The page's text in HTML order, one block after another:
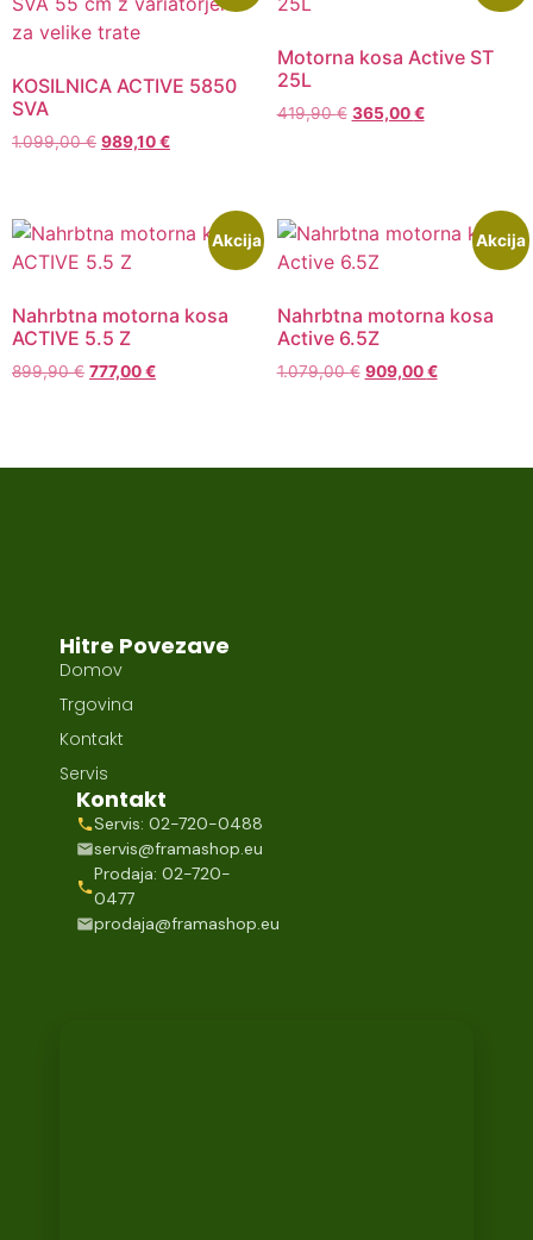
KOSILNICA ACTIVE 5850
SVA
1.099,00€ 989,10€
Motorna kosa Active ST
25L
419,90€ 365,00€
Akcija
Nahrbtna motorna kosa
ACTIVE 5.5 Z
899,90€ 777,00€
Akcija
Nahrbtna motorna kosa
Active 6.5Z
1.079,00€ 909,00€
Hitre Povezave
Domov
Trgovina
Kontakt
Servis
Kontakt
Servis: 02-720-0488
servis@framashop.eu
Prodaja: 02-720-
0477
prodaja@framashop.eu